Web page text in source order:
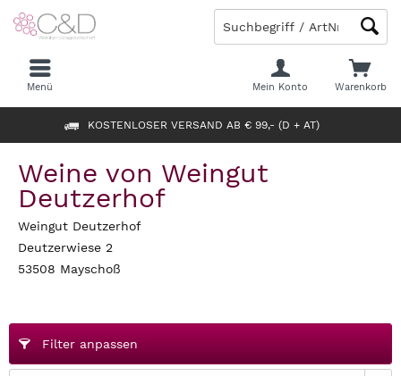
KOSTENLOSER VERSAND AB € 99,- (D + AT)
Warenkorb
Mein Konto
Menü
Weine von Weingut
Deutzerhof
Weingut Deutzerhof
Deutzerwiese 2
53508 Mayschoß
Filter anpassen